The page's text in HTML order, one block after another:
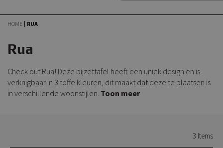
HOME RUA
Rua
Check out Rua! Deze bijzettafel heeft een uniek design en is
verkrijgbaar in 3 toffe kleuren, dit maakt dat deze te plaatsen is
in verschillende woonstijlen. Toon meer
3 Items